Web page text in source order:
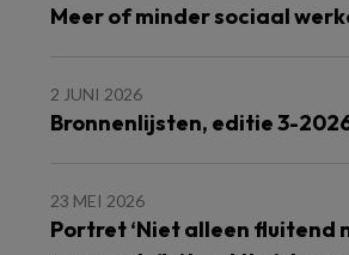
Meer of minder sociaal
2 JUNI 2026
Bronnenlijsten, editie 3-
23 MEI 2026
Portret ‘Niet alleen fluitend